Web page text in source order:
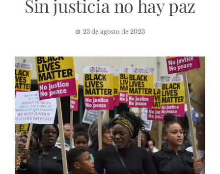
Sin justicia no hay paz
23 de agosto de 2023